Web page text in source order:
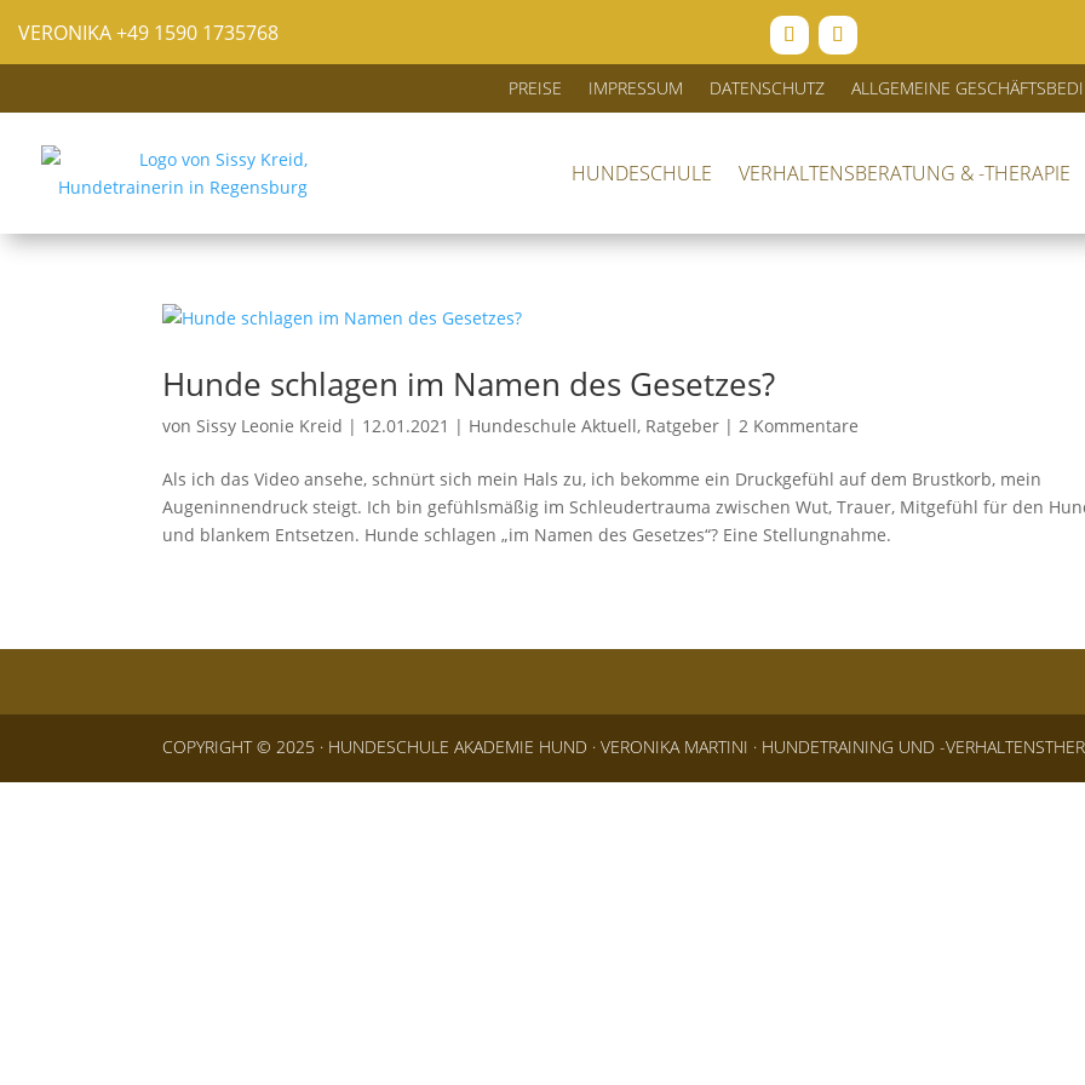
VERONIKA+49 1590 1735768
PREISE IMPRESSUM DATENSCHUTZ ALLGEMEINE
HUNDESCHULE VERHALTENSBERATUNG & -THERAPIE
Hunde schlagen im Namen des Gesetzes?
vonSissy Leonie Kreid | 12.01.2021 | Hundeschule Aktuell, Ratgeber |2 Kommentare
Als ich das Video ansehe, schnürt sich mein Hals zu, ich bekomme ein Druckgefühl auf dem Brustkorb, mein
Augeninnendruck steigt. Ich bin gefühlsmäßig im Schleudertrauma zwischen Wut, Trauer, Mitgefühl für den
und blankem Entsetzen. Hunde schlagen „im Namen des Gesetzes“? Eine Stellungnahme.
COPYRIGHT © 2025 · HUNDESCHULE AKADEMIE HUND · VERONIKA MARTINI · HUNDETRAINING UND -